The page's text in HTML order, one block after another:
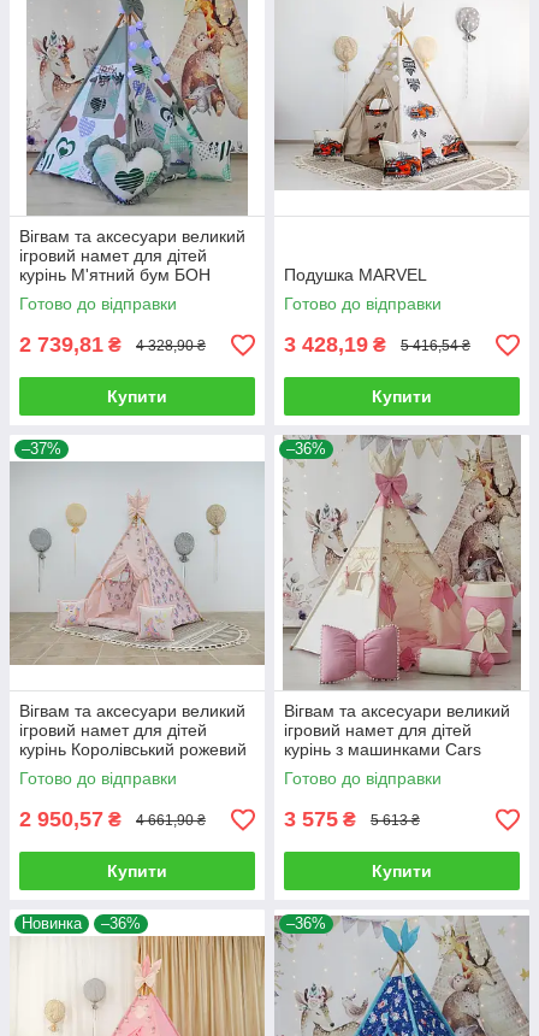
Вігвам та аксесуари великий
ігровий намет для дітей
курінь М'ятний бум БОН
БОН, комплект
Готово до відправки
2 739,81 ₴ 4 328,90 ₴
Купити
Подушка MARVEL
Готово до відправки
3 428,19 ₴ 5 416,54 ₴
Купити
–37%
Вігвам та аксесуари великий
ігровий намет для дітей
курінь Королівський рожевий
БОН БОН Повний комплект!
Готово до відправки
2 950,57 ₴ 4 661,90 ₴
Купити
–36%
Вігвам та аксесуари великий
ігровий намет для дітей
курінь з машинками Cars
БОН БОН Bubbles, кошик,
комплект
Готово до відправки
3 575 ₴ 5 613 ₴
Купити
Новинка –36% –36%